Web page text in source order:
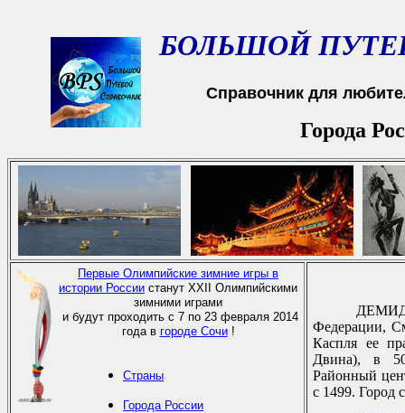
БОЛЬШОЙ
Справочник для
Города
Первые Олимпийские зимние игры в
истории России станут XXII Олимпийскими
зимними играми
и будут проходить с 7 по 23 февраля 2014
года в городе Сочи!
Страны
Города России
Федерации,
Каспля ее
Двина), в
Районный
с 1499. Город